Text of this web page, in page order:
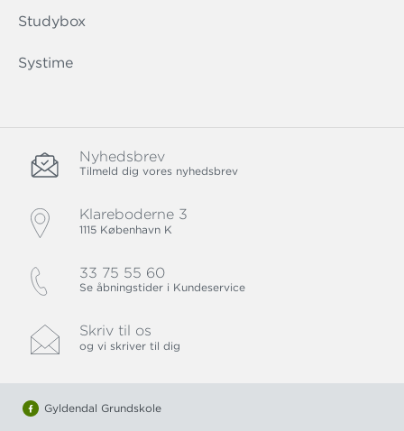
Studybox
Systime
Nyhedsbrev
Tilmeld dig vores nyhedsbrev
Klareboderne 3
1115 København K
33 75 55 60
Se åbningstider i Kundeservice
Skriv til os
og vi skriver til dig
Gyldendal Grundskole